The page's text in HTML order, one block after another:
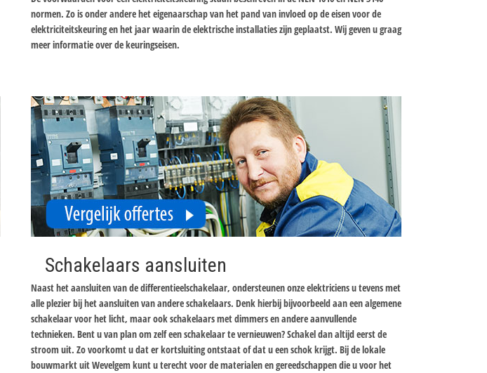
normen. Zo is onder andere het eigenaarschap van het pand van invloed op de eisen voor de
elektriciteitskeuring en het jaar waarin de elektrische installaties zijn geplaatst. Wij geven u graag
meer informatie over de keuringseisen.
Schakelaars aansluiten
Naast het aansluiten van de differentieelschakelaar, ondersteunen onze elektriciens u tevens met
alle plezier bij het aansluiten van andere schakelaars. Denk hierbij bijvoorbeeld aan een algemene
schakelaar voor het licht, maar ook schakelaars met dimmers en andere aanvullende
technieken. Bent u van plan om zelf een schakelaar te vernieuwen? Schakel dan altijd eerst de
stroom uit. Zo voorkomt u dat er kortsluiting ontstaat of dat u een schok krijgt. Bij de lokale
bouwmarkt uit Wevelgem kunt u terecht voor de materialen en gereedschappen die u voor het